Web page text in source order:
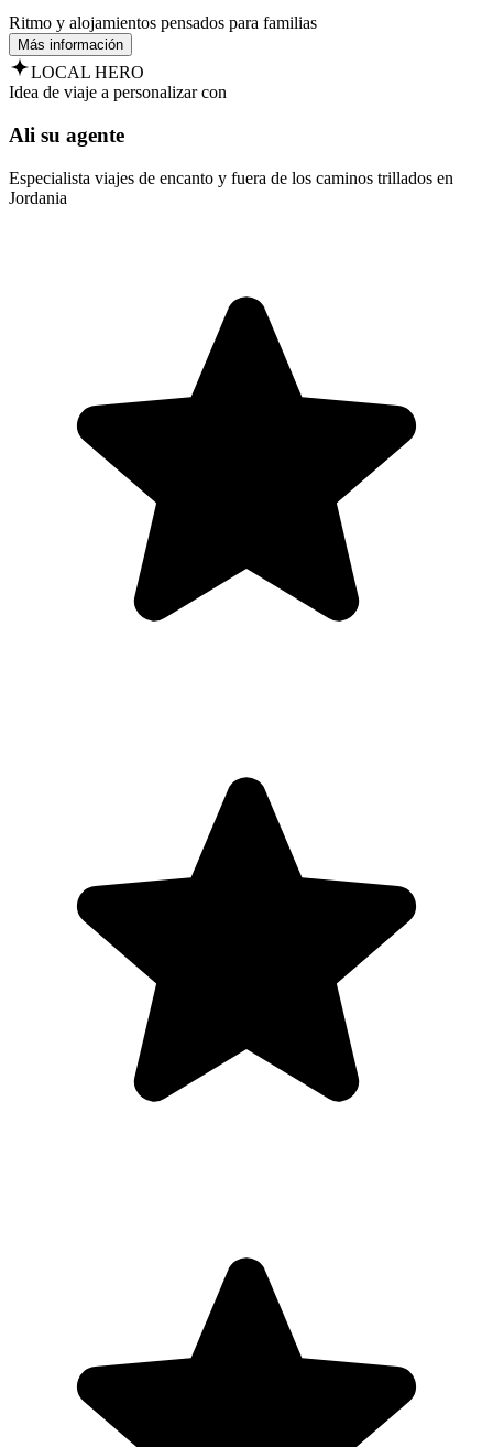
Ritmo y alojamientos pensados para familias
Más información
LOCAL HERO
Idea de viaje a personalizar con
Ali su agente
Especialista viajes de encanto y fuera de los caminos trillados en
Jordania